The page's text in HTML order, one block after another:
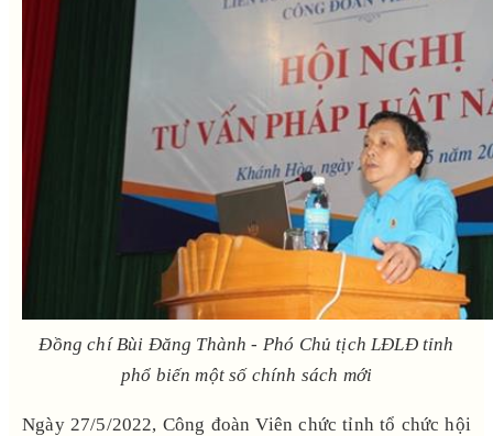
Đồng chí Bùi Đăng Thành - Phó Chủ tịch LĐLĐ tỉnh
phổ biến một số chính sách mới
Ngày 27/5/2022, Công đoàn Viên chức tỉnh tổ chức hội